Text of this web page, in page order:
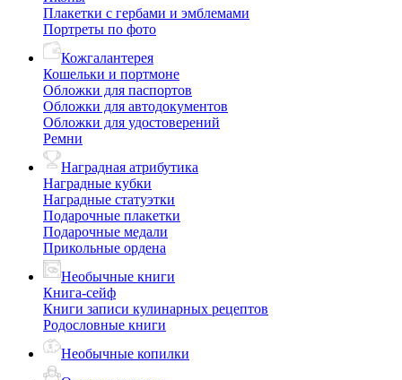
Плакетки с гербами и эмблемами
Портреты по фото
Кожгалантерея
Кошельки и портмоне
Обложки для паспортов
Обложки для автодокументов
Обложки для удостоверений
Ремни
Наградная атрибутика
Наградные кубки
Наградные статуэтки
Подарочные плакетки
Подарочные медали
Прикольные ордена
Необычные книги
Книга-сейф
Книги записи кулинарных рецептов
Родословные книги
Необычные копилки